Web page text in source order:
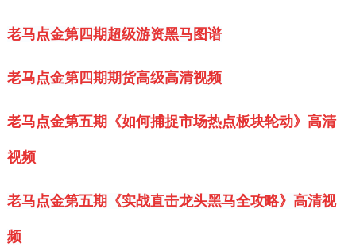
老马点金第四期超级游资黑马图谱
老马点金第四期期货高级高清视频
老马点金第五期《如何捕捉市场热点板块轮动》高清
视频
老马点金第五期《实战直击龙头黑马全攻略》高清视
频